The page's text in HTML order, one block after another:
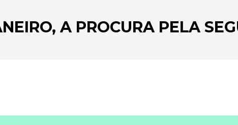
A PROCURA PELA